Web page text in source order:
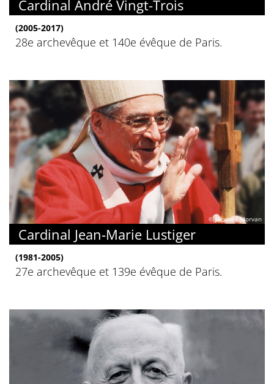
Cardinal André Vingt-Trois
(2005-2017)
28e archevêque et 140e évêque de Paris.
© Jacques Morvan
Cardinal Jean-Marie Lustiger
(1981-2005)
27e archevêque et 139e évêque de Paris.